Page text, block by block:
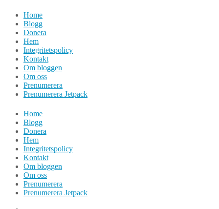
Hoppa
innehåll
Home
Blogg
Donera
Hem
Integritetspolicy
Kontakt
Om bloggen
Om oss
Prenumerera
Prenumerera Jetpack
Home
Blogg
Donera
Hem
Integritetspolicy
Kontakt
Om bloggen
Om oss
Prenumerera
Prenumerera Jetpack